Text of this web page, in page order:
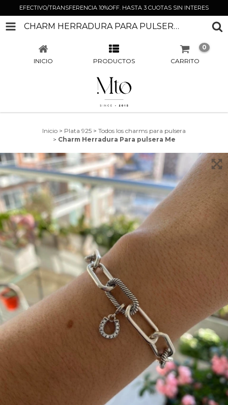
EFECTIVO/TRANSFERENCIA 10%OFF. HASTA 3 CUOTAS SIN INTERES
CHARM HERRADURA PARA PULSERA ME
INICIO PRODUCTOS CARRITO
0
Inicio > Plata 925 > Todos los charms para pulsera
> Charm Herradura Para pulsera Me